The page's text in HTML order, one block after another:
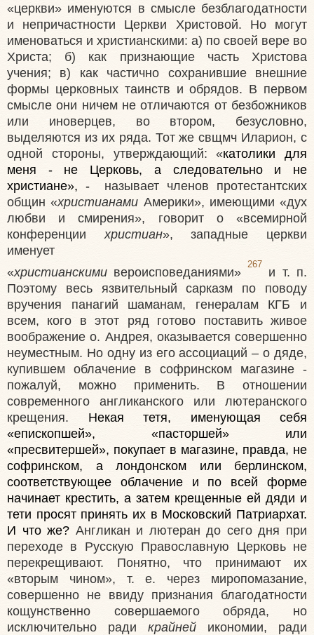
«церкви» именуются в смысле безблагодатности
и непричастности Церкви Христовой. Но могут
именоваться и христианскими: а) по своей вере во
Христа; б) как признающие часть Христова
учения; в) как частично сохранившие внешние
формы церковных таинств и обрядов. В первом
смысле они ничем не отличаются от безбожников
или иноверцев, во втором, безусловно,
выделяются из их ряда. Тот же свщмч Иларион, с
одной стороны, утверждающий: «католики для
меня - не Церковь, а следовательно и не
христиане», -
называет членов протестантских
общин «христианами Америки», имеющими «дух
любви и смирения», говорит о «всемирной
конференции христиан», западные церкви
именует
«христианскими вероисповеданиями»
267
и т. п.
Поэтому весь язвительный сарказм по поводу
вручения панагий шаманам, генералам КГБ и
всем, кого в этот ряд готово поставить живое
воображение о. Андрея, оказывается совершенно
неуместным. Но одну из его ассоциаций – о дяде,
купившем облачение в софринском магазине -
пожалуй, можно применить. В отношении
современного англиканского или лютеранского
крещения. Некая тетя, именующая себя
«епископшей», «пасторшей» или
«пресвитершей», покупает в магазине, правда, не
софринском, а лондонском или берлинском,
соответствующее облачение и по всей форме
начинает крестить, а затем крещенные ей дяди и
тети просят принять их в Московский Патриархат.
И что же? Англикан и лютеран до сего дня при
переходе в Русскую Православную Церковь не
перекрещивают. Понятно, что принимают их
«вторым чином», т. е. через миропомазание,
совершенно не ввиду признания благодатности
кощунственно совершаемого обряда, но
исключительно ради крайней икономии, ради